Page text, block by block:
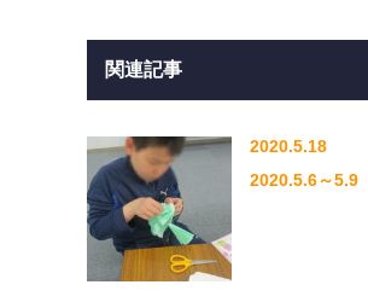
関連記事
2020.5.18
2020.5.6～5.9